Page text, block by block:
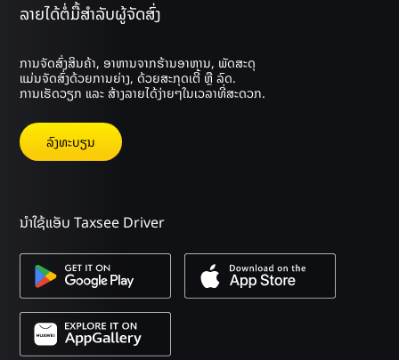
ລາຍໄດ້ຕໍ່ມື້ສຳລັບຜູ້ຈັດສົ່ງ
ການຈັດສົ່ງສິນຄ້າ, ອາຫານຈາກຮ້ານອາຫານ, ພັດສະດຸ
ແມ່ນຈັດສົ່ງດ້ວຍການຍ່າງ, ດ້ວຍສະກຸດເຕີ້ ຫຼື ລົດ.
ການເຮັດວຽກ ແລະ ສ້າງລາຍໄດ້ງ່າຍໆໃນເວລາທີ່ສະດວກ.
ລົງ​ທະ​ບຽນ
ນຳໃຊ້ແອັບ Taxsee Driver